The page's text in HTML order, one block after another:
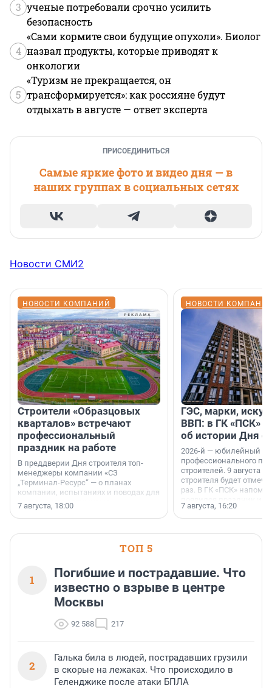
3 ученые потребовали срочно усилить
безопасность
4
«Сами кормите свои будущие опухоли». Биолог
назвал продукты, которые приводят к
онкологии
5
«Туризм не прекращается, он
трансформируется»: как россияне будут
отдыхать в августе — ответ эксперта
ПРИСОЕДИНИТЬСЯ
Самые яркие фото и видео дня — в
наших группах в социальных сетях
Новости СМИ2
НОВОСТИ КОМПАНИЙ
Строители «Образцовых
кварталов» встречают
профессиональный
праздник на работе
В преддверии Дня строителя топ-
менеджеры компании «СЗ
„Терминал-Ресурс“ — о планах
компании, испытаниях и поводах для
осторожного оптимизма.
7 августа, 18:00
НОВОСТИ
ГЭС, марки,
ВВП: в ГК «ПСК»
об истории Дня
2026-й — юбилейный
профессионального
строителей. 9 августа
строителя будет
раз. В ГК «ПСК»
поменялась роль
7 августа, 16:20
ТОП 5
1
Погибшие и пострадавшие. Что
известно о взрыве в центре
Москвы
92 588 217
2
Галька била в людей, пострадавших грузили
в скорые на лежаках. Что происходило в
Геленджике после атаки БПЛА